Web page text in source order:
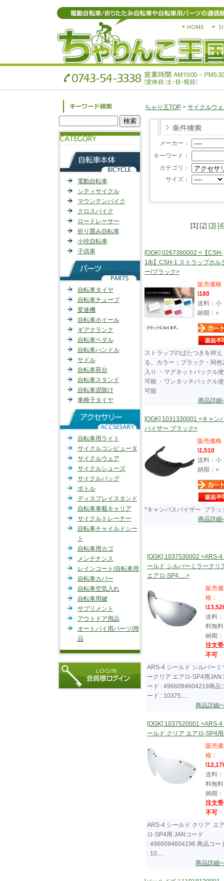
電動自転車
シティサイクル
マウンテンバイク
クロスバイク
ロードレーサー
折り畳み自転車
小径自転車
子供車
自転車タイヤ
自転車チューブ
変速機
自転車ホイール
ギアクランク
自転車ペダル
自転車ハンドル
サドル
自転車荷台
自転車スタンド
自転車泥除け
車椅子タイヤ
自転車用ライト
サイクルコンピュータ
サイクルウェア
サイクルシューズ
サイクルバッグ
ボトル
ディスプレイスタンド
自転車車載キャリア
サイクルトレーナー
自転車チャイルドシー
ト
自転車用カゴ
メンテナンス
レインコート/自転車用
自転車カバー
自転車空気入れ
自転車用鍵
サプリメント
アウトドア用品
オートバイ用パーツ/用
品
ちゃり王TOP > サイクルウ
メーカー：
キーワード：
カテゴリ：
サイズ：
[1] [2] [3]
[OGK] 0267380002 <【CSH-
1/b】CSH-1 ストラップホル
ー/ブラック>
販売価格
\180
送料：小
納期：○
ストラップのばたつきを抑え
る。カラー：ブラック・同色
入り ・マグネットバックル
可能 ・ワンタッチバックル
可能
商品詳
[OGK] 1031330001 <キャン
バイザー ブラック>
販売価格
\1,510
送料：小
納期：○
*キャンバスバイザー ブラッ
商品詳
[OGK] 1037530002 <ARS-4
ールド シルバーミラークリ
エアロ-SP4.....>
販売価
格：
送料
料無料
納期
注文
不可
ARS-4 シールド シルバーミ
ークリア エアロ-SP4用JAN
ード : 4966094604219商品
ード : 10375.....
商品詳細
[OGK] 1037520001 <ARS-4
ールド クリア エアロ-SP4
販売価
格：
送料
料無料
納期
注文
不可
ARS-4 シールド クリア エ
ロ-SP4用 JANコード
: 4966094604196 商品コー
: 10.....
商品詳細